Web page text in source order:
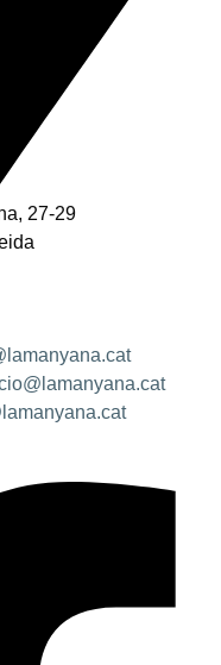
27-29